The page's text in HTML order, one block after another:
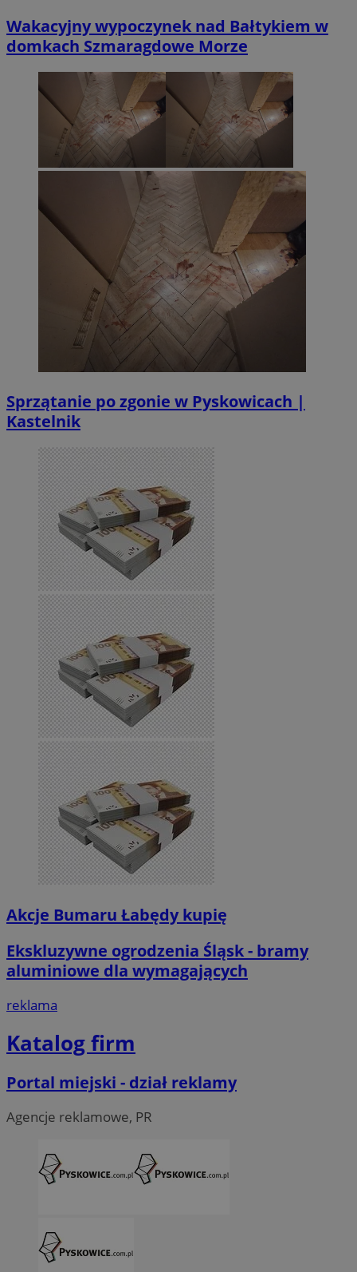
Wakacyjny wypoczynek nad Bałtykiem w
domkach Szmaragdowe Morze
Sprzątanie po zgonie w Pyskowicach |
Kastelnik
Akcje Bumaru Łabędy kupię
Ekskluzywne ogrodzenia Śląsk - bramy
aluminiowe dla wymagających
reklama
Katalog firm
Portal miejski - dział reklamy
Agencje reklamowe, PR